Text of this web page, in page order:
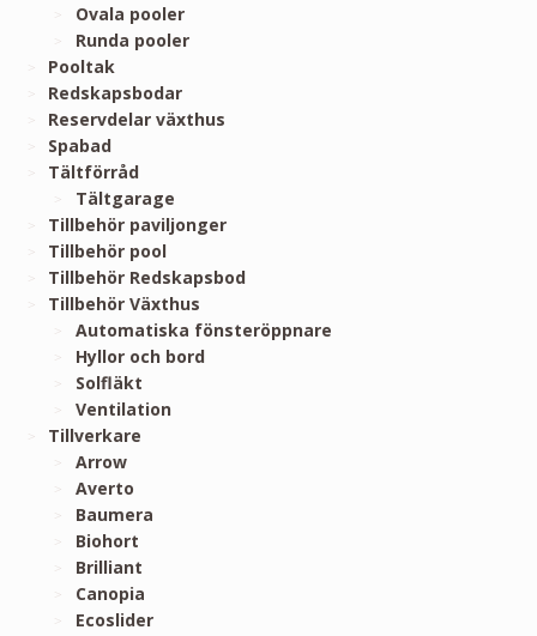
Ovala pooler
Runda pooler
Pooltak
Redskapsbodar
Reservdelar växthus
Spabad
Tältförråd
Tältgarage
Tillbehör paviljonger
Tillbehör pool
Tillbehör Redskapsbod
Tillbehör Växthus
Automatiska fönsteröppnare
Hyllor och bord
Solfläkt
Ventilation
Tillverkare
Arrow
Averto
Baumera
Biohort
Brilliant
Canopia
Ecoslider